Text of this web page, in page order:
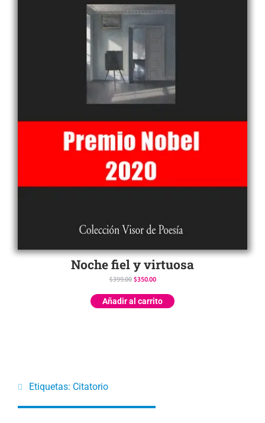
Noche fiel y virtuosa
$399.00 $350.00
Añadir al carrito
Etiquetas: Citatorio